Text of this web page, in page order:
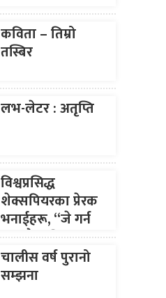
कविता – तिम्रो
तस्बिर
लभ-लेटर : अतृप्ति
विश्वप्रसिद्ध
शेक्सपियरका प्रेरक
भनाईहरू, “जे गर्न
सक्छौ त्यति मात्र
बोल र जे बोल्छौ
त्यही गर ।”
चालीस वर्ष पुरानो
सम्झना